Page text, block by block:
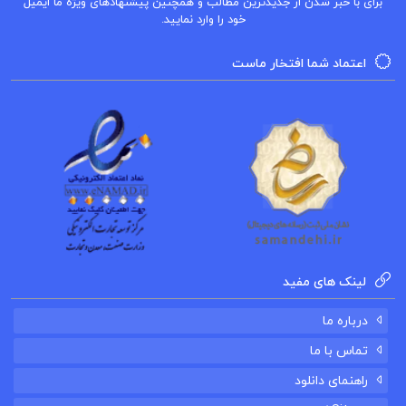
دانلودکتابدانستنی های داروخانه
دسته دارویی ها
اقلام دارویی
فرهنگ داروها اعظم اطاری
خود را وارد نمایید.
اعتماد شما افتخار ماست
لینک های مفید
درباره ما
تماس با ما
راهنمای دانلود